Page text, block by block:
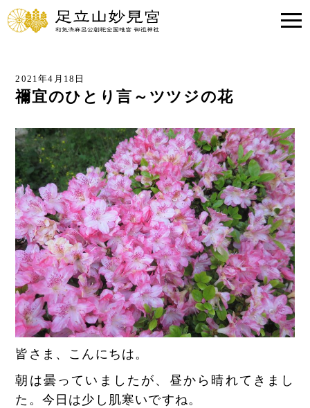
2021年4月18日
禰宜のひとり言～ツツジの花
皆さま、こんにちは。
朝は曇っていましたが、昼から晴れてきまし
た。今日は少し肌寒いですね。